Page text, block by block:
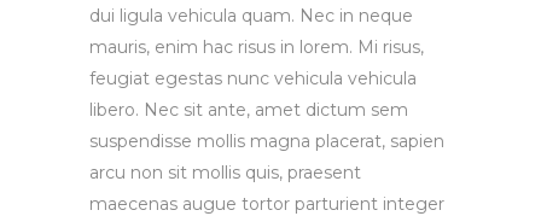
dui ligula vehicula quam. Nec in neque
mauris, enim hac risus in lorem. Mi risus,
feugiat egestas nunc vehicula vehicula
libero. Nec sit ante, amet dictum sem
suspendisse mollis magna placerat, sapien
arcu non sit mollis quis, praesent
maecenas augue tortor parturient integer